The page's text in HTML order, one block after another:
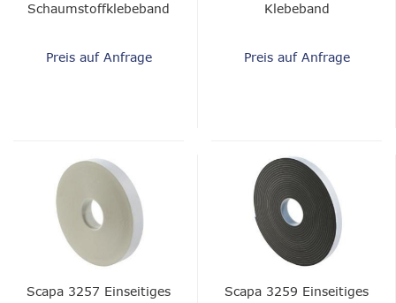
Schaumstoffklebeband
Preis auf Anfrage
Klebeband
Preis auf Anfrage
Scapa 3257 Einseitiges
Scapa 3259 Einseitiges